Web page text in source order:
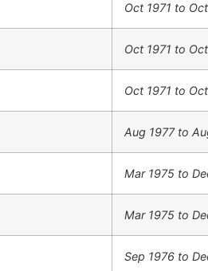
Oct 1971 to
Oct 1971 to
Oct 1971 to
Aug 1977 to
Mar 1975 to
Mar 1975 to
Sep 1976 to